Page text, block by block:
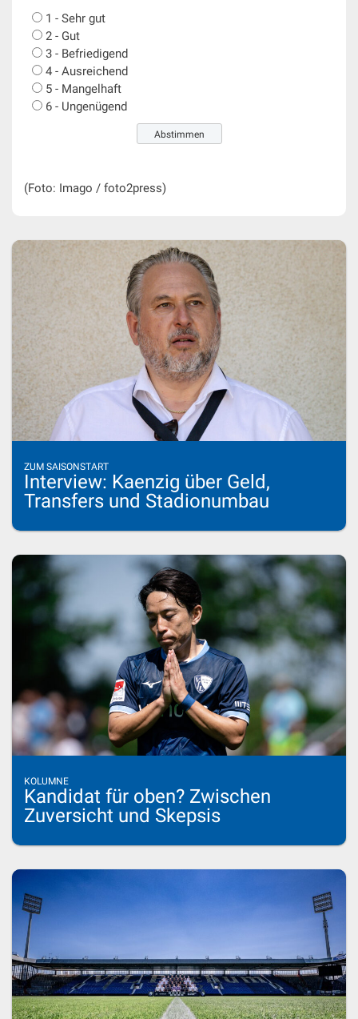
1 - Sehr gut
2 - Gut
3 - Befriedigend
4 - Ausreichend
5 - Mangelhaft
6 - Ungenügend
(Foto: Imago / foto2press)
ZUM SAISONSTART
Interview: Kaenzig über Geld,
Transfers und Stadionumbau
KOLUMNE
Kandidat für oben? Zwischen
Zuversicht und Skepsis